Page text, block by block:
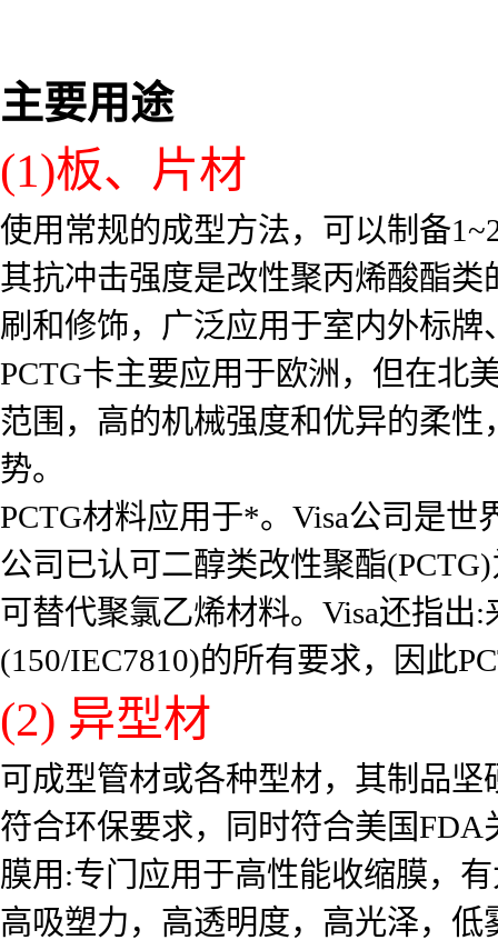
主要用途
(1)板、片材
使用常规的成型方法，可以制备
其抗冲击强度是改性聚丙烯酸酯
刷和修饰，广泛应用于室内外标
PCTG卡主要应用于欧洲，但在北
范围，高的机械强度和优异的柔
势。
PCTG材料应用于*。Visa公司是
公司已认可二醇类改性聚酯
可替代聚氯乙烯材料。Visa还指出
(150/IEC7810)的所有要求，因此
(2) 异型材
可成型管材或各种型材，其制品
符合环保要求，同时符合美国
膜用:专门应用于高性能收缩膜，
高吸塑力，高透明度，高光泽，